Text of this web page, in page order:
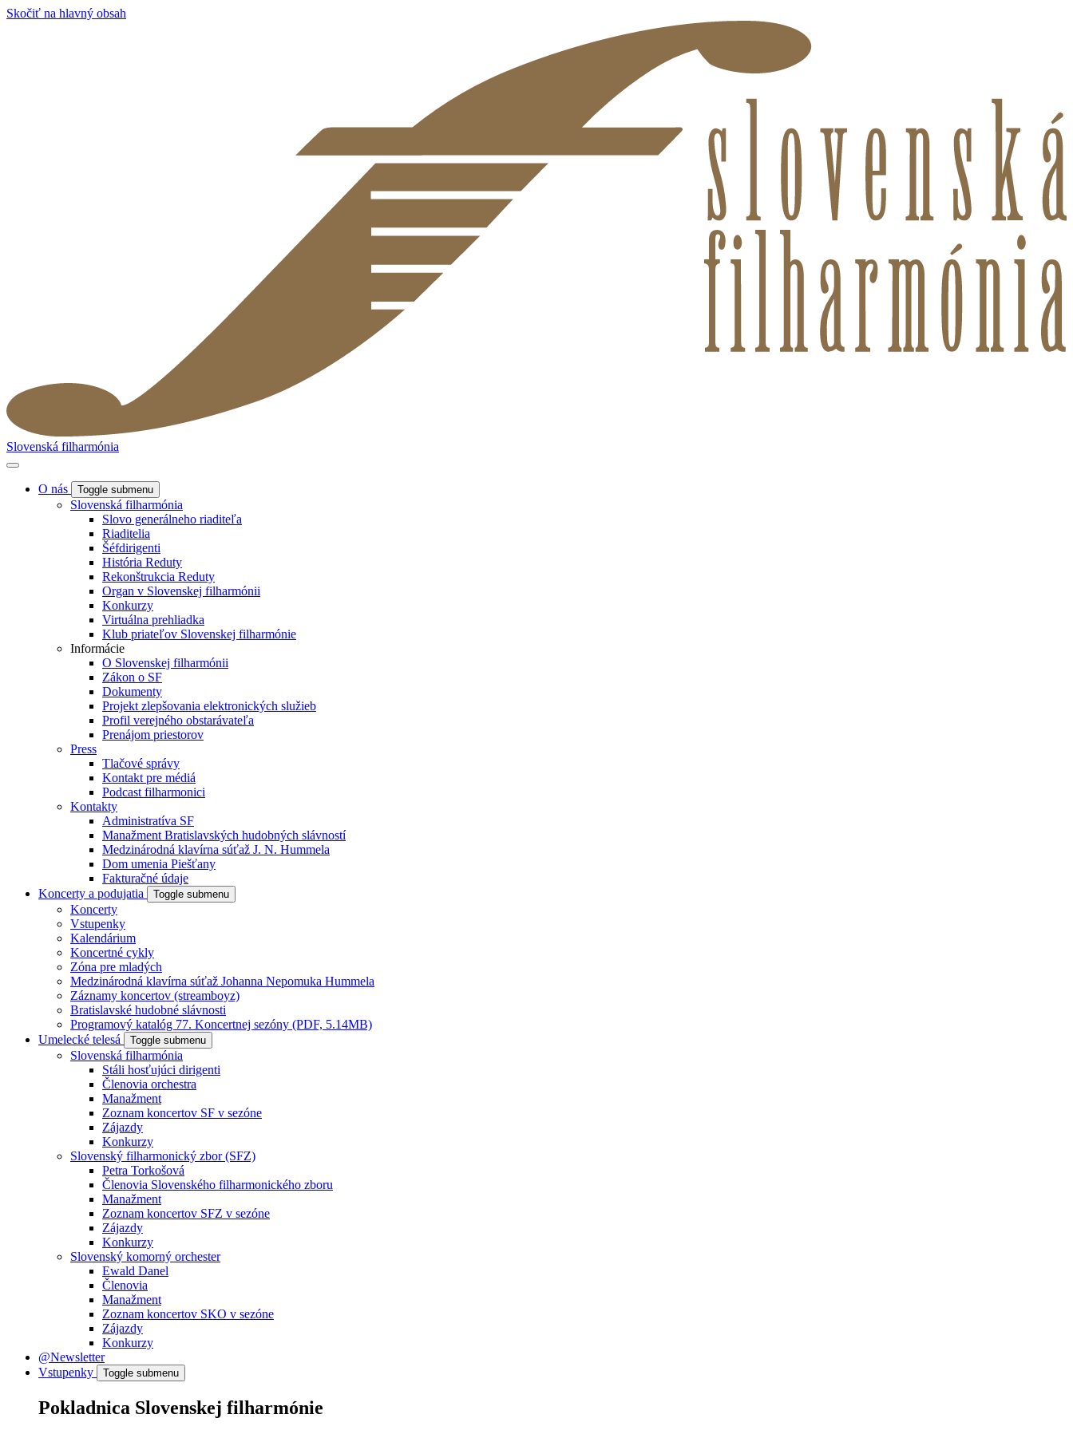
Skočiť na hlavný obsah
Slovenská filharmónia
O nás Toggle submenu
Slovenská filharmónia
Slovo generálneho riaditeľa
Riaditelia
Šéfdirigenti
História Reduty
Rekonštrukcia Reduty
Organ v Slovenskej filharmónii
Konkurzy
Virtuálna prehliadka
Klub priateľov Slovenskej filharmónie
Informácie
O Slovenskej filharmónii
Zákon o SF
Dokumenty
Projekt zlepšovania elektronických služieb
Profil verejného obstarávateľa
Prenájom priestorov
Press
Tlačové správy
Kontakt pre médiá
Podcast filharmonici
Kontakty
Administratíva SF
Manažment Bratislavských hudobných slávností
Medzinárodná klavírna súťaž J. N. Hummela
Dom umenia Piešťany
Fakturačné údaje
Koncerty a podujatia
Toggle submenu
Koncerty
Vstupenky
Kalendárium
Koncertné cykly
Zóna pre mladých
Medzinárodná klavírna súťaž Johanna Nepomuka Hummela
Záznamy koncertov (streamboyz)
Bratislavské hudobné slávnosti
Programový katalóg 77. Koncertnej sezóny (PDF, 5.14MB)
Umelecké telesá
Toggle submenu
Slovenská filharmónia
Stáli hosťujúci dirigenti
Členovia orchestra
Manažment
Zoznam koncertov SF v sezóne
Zájazdy
Konkurzy
Slovenský filharmonický zbor (SFZ)
Petra Torkošová
Členovia Slovenského filharmonického zboru
Manažment
Zoznam koncertov SFZ v sezóne
Zájazdy
Konkurzy
Slovenský komorný orchester
Ewald Danel
Členovia
Manažment
Zoznam koncertov SKO v sezóne
Zájazdy
Konkurzy
@Newsletter
Vstupenky
Toggle submenu
Pokladnica Slovenskej filharmónie